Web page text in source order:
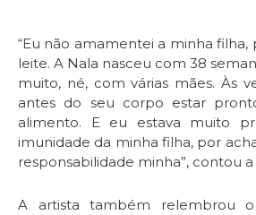
“Eu não amamentei a minha
leite. A Nala nasceu com 38
muito, né, com várias mães. Às
antes do seu corpo estar
alimento. E eu estava muito
imunidade da minha filha, por
responsabilidade minha”, contou
A artista também relembrou o